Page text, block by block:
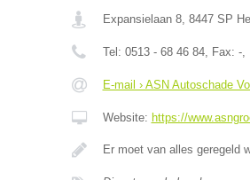
Expansielaan 8, 8447 SP
Tel: 0513 - 68 46 84, Fax: -,
E-mail › ASN Autoschade
Website: https://
Er moet van alles geregeld